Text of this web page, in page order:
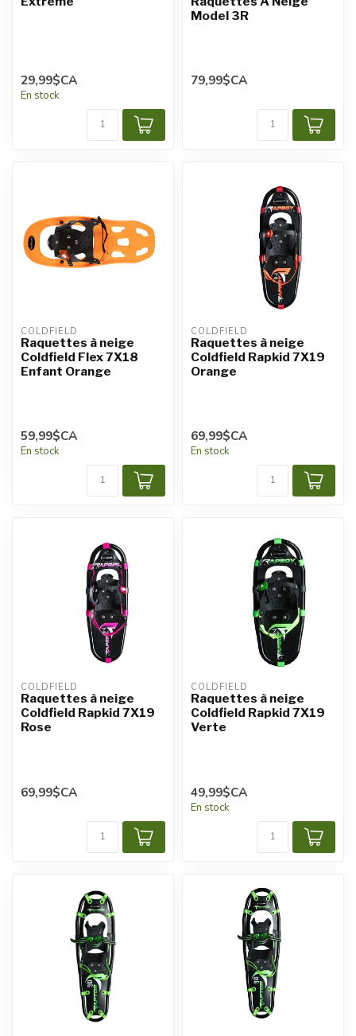
29,99$CA
En stock
Model 3R
79,99$CA
COLDFIELD
Raquettes à neige
Coldfield Flex 7X18
Enfant Orange
59,99$CA
En stock
COLDFIELD
Raquettes à neige
Coldfield Rapkid 7X19
Orange
69,99$CA
En stock
COLDFIELD
Raquettes à neige
Coldfield Rapkid 7X19
Rose
69,99$CA
COLDFIELD
Raquettes à neige
Coldfield Rapkid 7X19
Verte
49,99$CA
En stock